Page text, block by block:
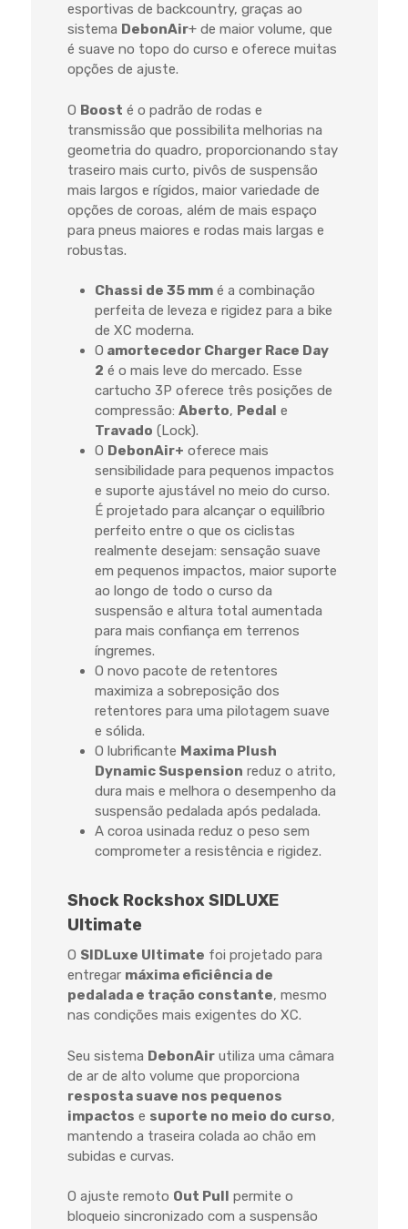
esportivas de backcountry, graças ao
sistema DebonAir+ de maior volume, que
é suave no topo do curso e oferece muitas
opções de ajuste.
O Boost é o padrão de rodas e
transmissão que possibilita melhorias na
geometria do quadro, proporcionando stay
traseiro mais curto, pivôs de suspensão
mais largos e rígidos, maior variedade de
opções de coroas, além de mais espaço
para pneus maiores e rodas mais largas e
robustas.
Chassi de 35 mmé a combinação
perfeita de leveza e rigidez para a bike
de XC moderna.
O amortecedor Charger Race Day
2 é o mais leve do mercado. Esse
cartucho 3P oferece três posições de
compressão: Aberto, Pedal e
Travado (Lock).
O DebonAir+ oferece mais
sensibilidade para pequenos impactos
e suporte ajustável no meio do curso.
É projetado para alcançar o equilíbrio
perfeito entre o que os ciclistas
realmente desejam: sensação suave
em pequenos impactos, maior suporte
ao longo de todo o curso da
suspensão e altura total aumentada
para mais confiança em terrenos
íngremes.
O novo pacote de retentores
maximiza a sobreposição dos
retentores para uma pilotagem suave
e sólida.
O lubrificante Maxima Plush
Dynamic Suspension reduz o atrito,
dura mais e melhora o desempenho da
suspensão pedalada após pedalada.
A coroa usinada reduz o peso sem
comprometer a resistência e rigidez.
Shock Rockshox SIDLUXE
Ultimate
O SIDLuxe Ultimate foi projetado para
entregar máxima eficiência de
pedalada e tração constante, mesmo
nas condições mais exigentes do XC.
Seu sistema DebonAirutiliza uma câmara
de ar de alto volume que proporciona
resposta suave nos pequenos
impactos e suporte no meio do curso,
mantendo a traseira colada ao chão em
subidas e curvas.
O ajuste remoto Out Pull permite o
bloqueio sincronizado com a suspensão